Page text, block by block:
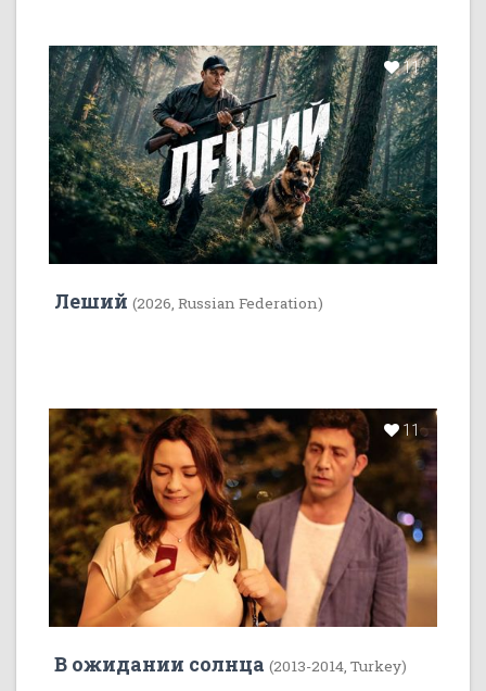
11
Леший (2026, Russian Federation)
11
В ожидании солнца (2013-2014, Turkey)